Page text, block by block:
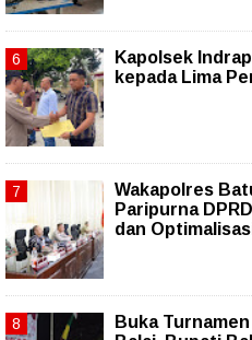
Kapolsek
kepada Lima
Wakapolres
Paripurna
dan
Buka